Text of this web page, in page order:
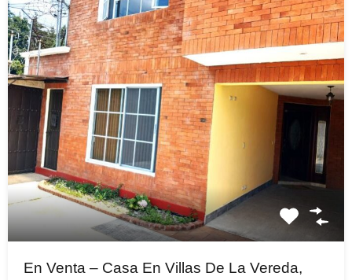
En Venta – Casa En Villas De La Vereda,